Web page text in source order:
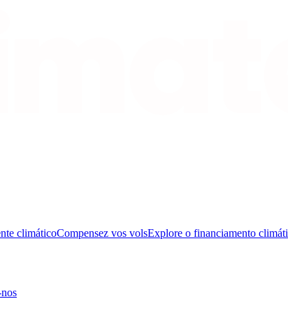
climáticoCompensez vos volsExplore o financiamento